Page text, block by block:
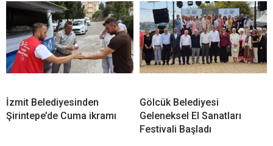
İzmit Belediyesinden
Şirintepe’de Cuma ikramı
Gölcük Belediyesi
Geleneksel El Sanatları
Festivali Başladı